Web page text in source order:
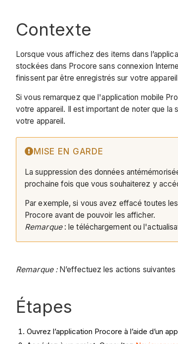
Contexte
Lorsque vous affichez des items dans
stockées dans Procore sans connexion
finissent par être enregistrés sur votre
Si vous remarquez que l'application mobile
votre appareil. Il est important de noter que la
votre appareil.
MISE EN GARDE
La suppression des données
prochaine fois que vous souhaiterez y
Par exemple, si vous avez effacé toutes
Procore avant de pouvoir les afficher.
Remarque: le téléchargement ou
Remarque :N’effectuez les actions
Étapes
Ouvrez l’application Procore à l’aide d’un